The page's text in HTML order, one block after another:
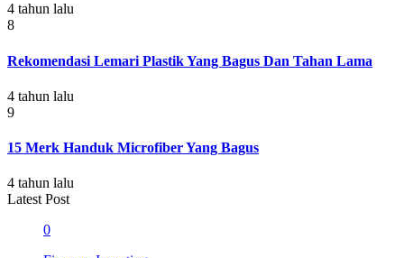
4 tahun lalu
8
Rekomendasi Lemari Plastik Yang Bagus Dan Tahan Lama
4 tahun lalu
9
15 Merk Handuk Microfiber Yang Bagus
4 tahun lalu
Latest Post
0